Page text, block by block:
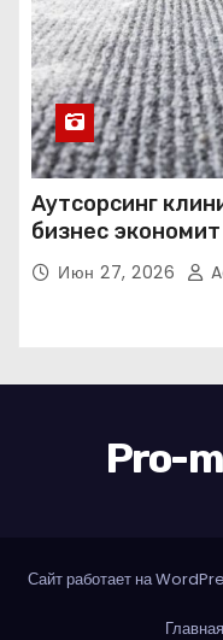
Аутсорсинг
бизнес
Июн 27, 2026
Pro-
Сайт работает на
Главная